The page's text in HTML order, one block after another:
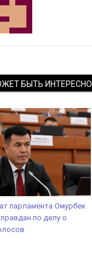
БЫТЬ ИНТЕРЕСНО
парламента Омурбек
по делу о